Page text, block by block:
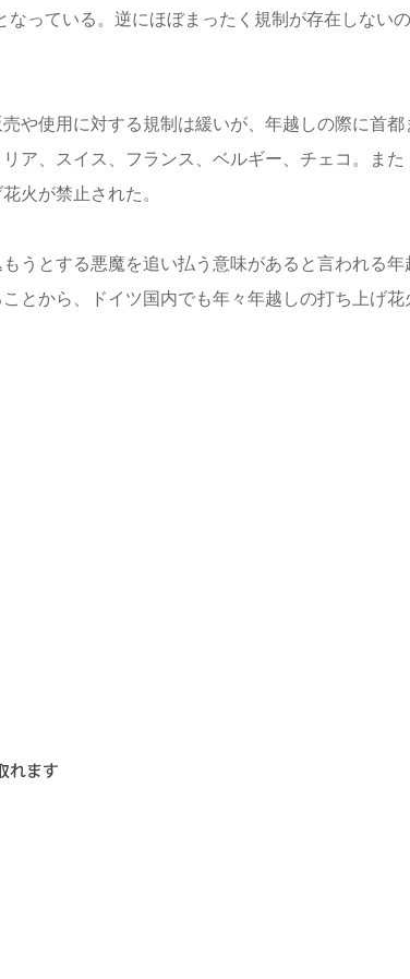
っている。逆にほぼまったく規制が存在しない
や使用に対する規制は緩いが、年越しの際に首
ア、スイス、フランス、ベルギー、チェコ。ま
火が禁止された。
うとする悪魔を追い払う意味があると言われる
とから、ドイツ国内でも年々年越しの打ち上げ